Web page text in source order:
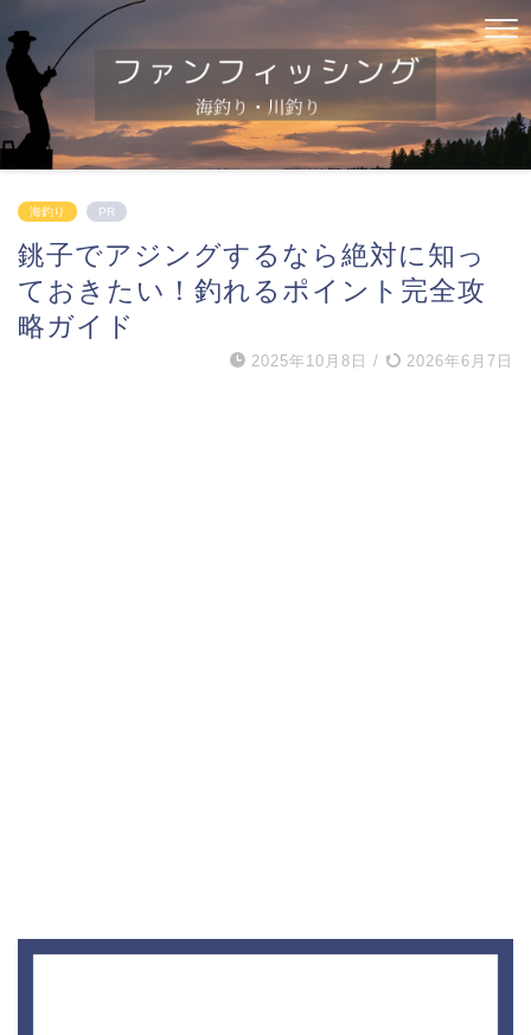
海釣り PR
銚子でアジングするなら絶対に知っ
ておきたい！釣れるポイント完全攻
略ガイド
2025年10月8日 / 2026年6月7日